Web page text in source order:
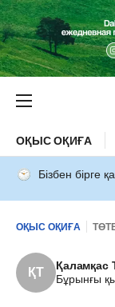
ОҚЫС ОҚИҒА
Бізбен бірге
ОҚЫС ОҚИҒА
ҚТ
Қаламқас
Бұрынғы